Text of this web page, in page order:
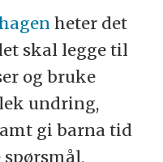
heter det
skal legge til
og bruke
undring,
gi barna tid